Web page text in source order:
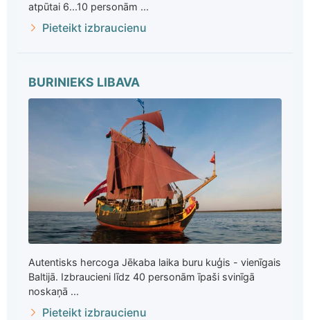
atpūtai 6...10 personām ...
Pieteikt izbraucienu
BURINIEKS LIBAVA
Autentisks hercoga Jēkaba laika buru kuģis - vienīgais
Baltijā. Izbraucieni līdz 40 personām īpaši svinīgā
noskaņā ...
Pieteikt izbraucienu